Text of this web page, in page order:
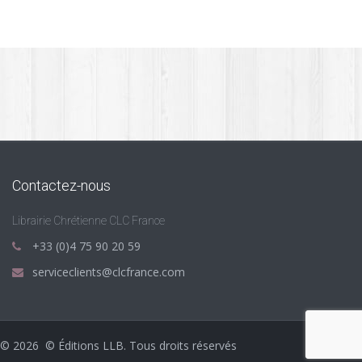
Contactez-nous
Librairie Chrétienne CLC France
+33 (0)4 75 90 20 59
serviceclients@clcfrance.com
© 2026 © Éditions LLB. Tous droits réservés